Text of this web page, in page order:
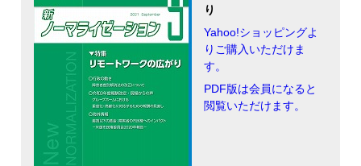
り
Yahoo!ショッピングよ
りご購入いただけま
す。
PDF版は会員になると
閲覧いただけます。